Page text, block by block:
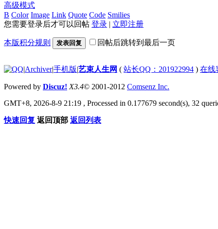
高级模式
B Color Image Link Quote Code Smilies
您需要登录后才可以回帖 登录 | 立即注册
本版积分规则 发表回复 回帖后跳转到最后一页
|Archiver|手机版|艺束人生网 ( 站长QQ：201922994 ) 在线
Powered by Discuz! X3.4© 2001-2012 Comsenz Inc.
GMT+8, 2026-8-9 21:19 , Processed in 0.177679 second(s), 32
快速回复 返回顶部 返回列表